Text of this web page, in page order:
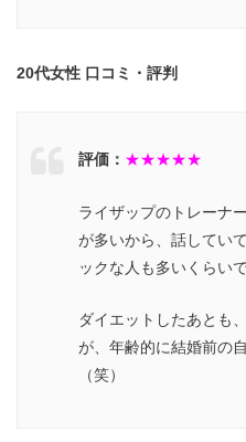
20代女性 口コミ・評判
評価： ★★★★★
ライザップのトレーナ
が多いから、話してい
ックな人も多いくらいで
ダイエットしたあとも
が、年齢的に結婚前の
（笑）